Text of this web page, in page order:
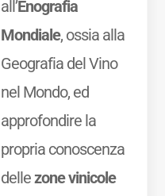
all’Enografia
Mondiale, ossia alla
Geografia del Vino
nel Mondo, ed
approfondire la
propria conoscenza
dellezone vinicole